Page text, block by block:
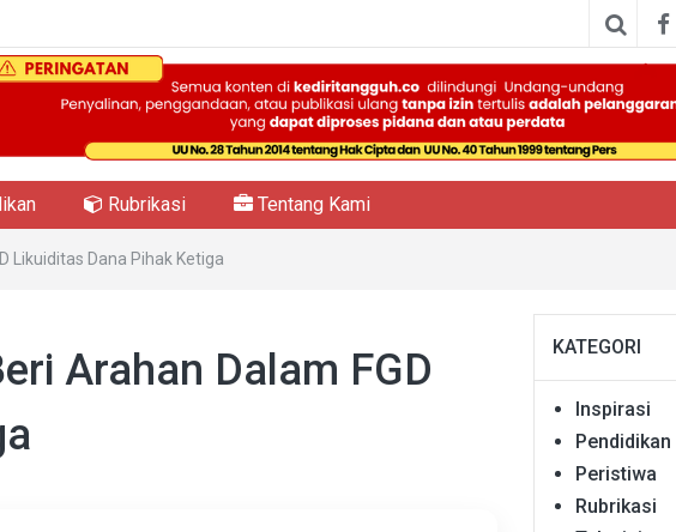
Rubrikasi Tentang Kami
Likuiditas Dana Pihak Ketiga
Arahan Dalam FGD
KATEGORI
Inspirasi
Pendidikan
Peristiwa
Rubrikasi